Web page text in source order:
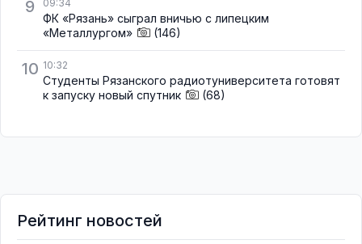
9 09:34
ФК «Рязань» сыграл вничью с липецким
«Металлургом»
(146)
10 10:32
Студенты Рязанского радиотуниверситета готовят
к запуску новый спутник
(68)
Рейтинг новостей